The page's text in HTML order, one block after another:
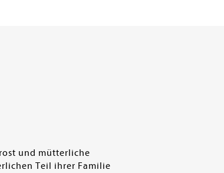
und mütterliche
Teil ihrer Familie